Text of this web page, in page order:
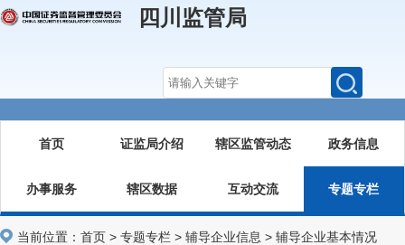
四川监管局
首页 证监局介绍 辖区监管动态 政务信息
办事服务 辖区数据 互动交流 专题专栏
当前位置： 首页 > 专题专栏 > 辅导企业信息 > 辅导企业基本情况